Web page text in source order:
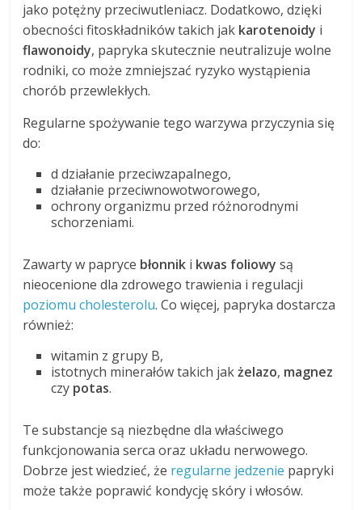
jako potężny przeciwutleniacz. Dodatkowo, dzięki
obecności fitoskładników takich jak karotenoidy i
flawonoidy, papryka skutecznie neutralizuje wolne
rodniki, co może zmniejszać ryzyko wystąpienia
chorób przewlekłych.
Regularne spożywanie tego warzywa przyczynia się
do:
d działanie przeciwzapalnego,
działanie przeciwnowotworowego,
ochrony organizmu przed różnorodnymi
schorzeniami.
Zawarty w papryce błonnik i kwas foliowy są
nieocenione dla zdrowego trawienia i regulacji
poziomu cholesterolu. Co więcej, papryka dostarcza
również:
witamin z grupy B,
istotnych minerałów takich jakżelazo, magnez
czy potas.
Te substancje są niezbędne dla właściwego
funkcjonowania serca oraz układu nerwowego.
Dobrze jest wiedzieć, że regularne jedzenie papryki
może także poprawić kondycję skóry i włosów.